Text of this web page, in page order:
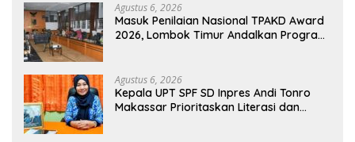
Agustus 6, 2026
Masuk Penilaian Nasional TPAKD Award
2026, Lombok Timur Andalkan Program
Agustus 6, 2026
Kepala UPT SPF SD Inpres Andi Tonro
Makassar Prioritaskan Literasi dan